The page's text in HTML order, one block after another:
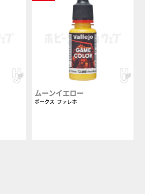
ムーンイエロー
ボークス ファレホ